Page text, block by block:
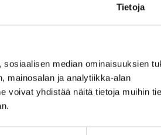
Tietoja
median ominaisuuksien
mainosalan ja analytiikka-alan
voivat yhdistää näitä tietoja muihin